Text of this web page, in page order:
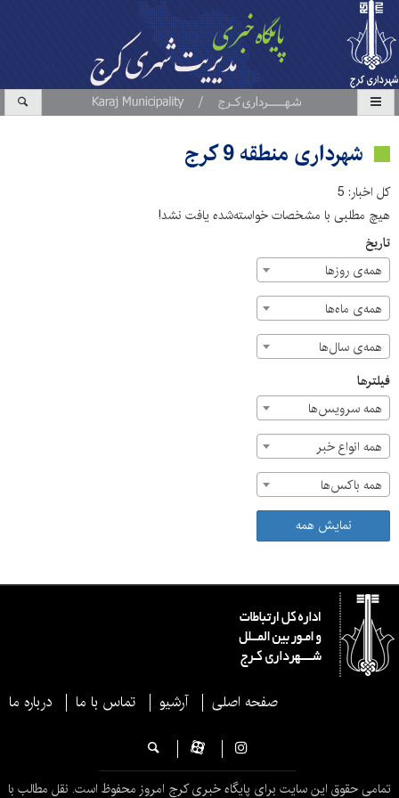
شهرداری منطقه 9 کرج
کل اخبار: 5
هیچ مطلبی با مشخصات خواسته‌شده یافت نشد!
تاریخ
همه‌ی روزها
همه‌ی ماه‌ها
همه‌ی سال‌ها
فیلترها
همه سرویس‌ها
همه انواع خبر
همه باکس‌ها
نمایش همه
صفحه اصلی آرشیو تماس با ما درباره ما
تمامی حقوق این سایت برای پایگاه خبری کرج امروز محفوظ است. نقل مطالب با